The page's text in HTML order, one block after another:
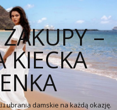
–
KIECKA
ubrania damskie na każdą okazję.